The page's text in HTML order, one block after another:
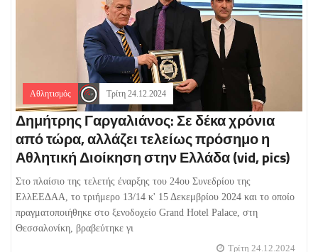
Αθλητισμός Τρίτη 24.12.2024
Δημήτρης Γαργαλιάνος: Σε δέκα χρόνια
από τώρα, αλλάζει τελείως πρόσημο η
Αθλητική Διοίκηση στην Ελλάδα (vid, pics)
Στο πλαίσιο της τελετής έναρξης του 24ου Συνεδρίου της
ΕλλΕΕΔΑΑ, το τριήμερο 13/14 κ' 15 Δεκεμβρίου 2024 και το οποίο
πραγματοποιήθηκε στο ξενοδοχείο Grand Hotel Palace, στη
Θεσσαλονίκη, βραβεύτηκε γι
Τρίτη 24.12.2024